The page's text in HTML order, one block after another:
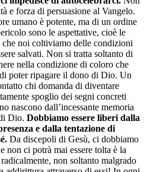
e forza di persuasione al Vangelo.
umano è potente, ma di un ordine
sono le aspettative, cioè le
noi coltiviamo delle condizioni
salvati. Non si tratta soltanto di
nella condizione di coloro che
poter ripagare il dono di Dio. Un
chi domanda di diventare
spoglio dei segni concreti
nascono dall’incessante memoria
Dio. Dobbiamo essere liberi dalla
e dalla tentazione di
Da discepoli di Gesù, ci dobbiamo
non ci potrà mai essere tolta è la
non soltanto malgrado